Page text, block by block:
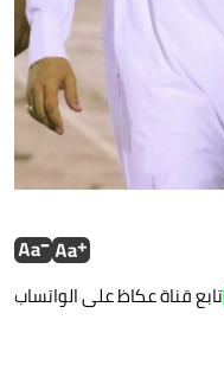
تابع قناة عكاظ على الواتساب